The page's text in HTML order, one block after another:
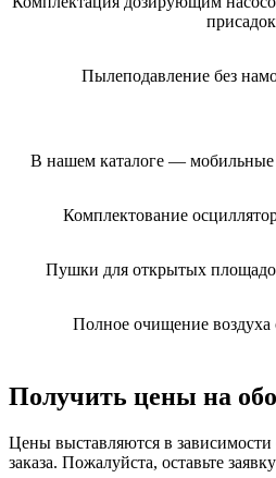
Пылеподавление без
В нашем каталоге —
Комплектование
Пушки для открытых
Полное очищение воздуха
Получить цены на
Цены выставляются в
заказа. Пожалуйста, оставьте